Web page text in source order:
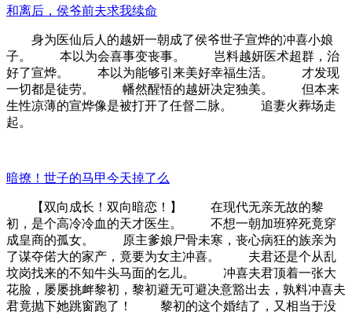
和离后，侯爷前夫求我续命
身为医仙后人的越妍一朝成了侯爷世子宣烨的冲喜小娘
子。 本以为会喜事变丧事。 岂料越妍医术超群，治
好了宣烨。 本以为能够引来美好幸福生活。 才发现
一切都是徒劳。 幡然醒悟的越妍决定独美。 但本来
生性凉薄的宣烨像是被打开了任督二脉。 追妻火葬场走
起。
暗撩！世子的马甲今天掉了么
【双向成长！双向暗恋！】 在现代无亲无故的黎
初，是个高冷冷血的天才医生。 不想一朝加班猝死竟穿
成皇商的孤女。 原主爹娘尸骨未寒，丧心病狂的族亲为
了谋夺偌大的家产，竟要为女主冲喜。 夫君还是个从乱
坟岗找来的不知牛头马面的乞儿。 冲喜夫君顶着一张大
花脸，屡屡挑衅黎初，黎初避无可避决意豁出去，孰料冲喜夫
君竟抛下她跳窗跑了！ 黎初的这个婚结了，又相当于没